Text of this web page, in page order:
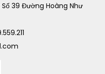
39 Đường Hoàng Như